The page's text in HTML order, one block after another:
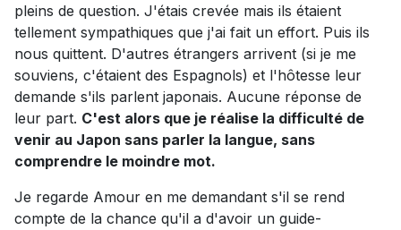
pleins de question. J'étais crevée mais ils étaient
tellement sympathiques que j'ai fait un effort. Puis ils
nous quittent. D'autres étrangers arrivent (si je me
souviens, c'étaient des Espagnols) et l'hôtesse leur
demande s'ils parlent japonais. Aucune réponse de
leur part. C'est alors que je réalise la difficulté de
venir au Japon sans parler la langue, sans
comprendre le moindre mot.
Je regarde Amour en me demandant s'il se rend
compte de la chance qu'il a d'avoir un guide-